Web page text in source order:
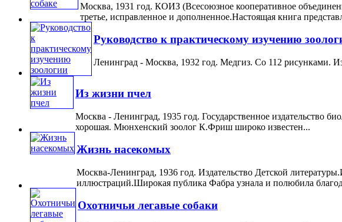
Москва, 1931 год. КОИЗ (Всесоюзное кооперативное
третье, исправленное и дополненное.Настоящая книга
Руководство к практическому изучению
Ленинград - Москва, 1932 год. Медгиз. Со 112 рисунками.
Из жизни пчел
Москва - Ленинград, 1935 год. Государственное издательство
хорошая. Мюнхенский зоолог К.Фриш широко известен...
Жизнь насекомых
Москва-Ленинград, 1936 год. Издательство Детской
иллюстраций.Широкая публика Фабра узнала и полюбила
Охотничьи легавые собаки